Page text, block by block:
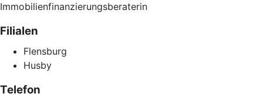
Immobilienfinanzierungsberaterin
Filialen
Flensburg
Husby
Telefon